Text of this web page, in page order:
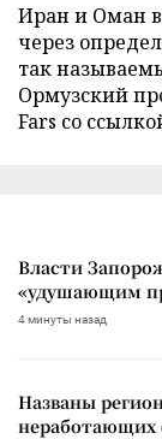
Иран и Оман в
через
так
Ормузский
Fars со
Власти
«удушающим
4 минуты назад
Названы
неработающих